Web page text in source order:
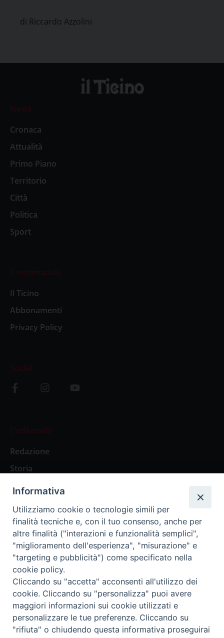
di Riccardo Azzolini
News
Cronaca
Attualità
Primo Piano
Territorio
Città
Politica
Sport
Il settimanale
Il Ticino
Abbonamenti
Privacy Policy
Social
L’editoriale
Redazione
Storia
Abbonamenti
Abbonamento Annuale Digitale
Abbonamento Annuale Cartaceo
Abbonamento Singola Copia Digitale
Redazione: Pavia, Piazza Duomo 11 - tel. 0382.24736 -
amministrazione@ilticino.it - repossi@ilticino.it - P.
Informativa
Utilizziamo cookie o tecnologie simili per
finalità tecniche e, con il tuo consenso, anche per
altre finalità ("interazioni e funzionalità semplici",
"miglioramento dell'esperienza", "misurazione" e
"targeting e pubblicità") come specificato nella
cookie policy.
Cliccando su "accetta" acconsenti all'utilizzo dei
cookie. Cliccando su "personalizza" puoi avere
maggiori informazioni sui cookie utilizzati e
personalizzare le tue preferenze. Cliccando su
"rifiuta" o chiudendo questa informativa proseguirai